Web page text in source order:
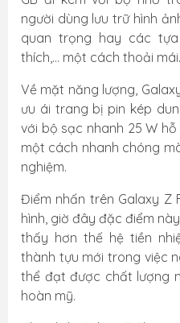
người dùng lưu trữ hình
quan trọng hay các
thích,... một cách thoải mái.
Về mặt năng lượng,
ưu ái trang bị pin kép
với bộ sạc nhanh 25 W
một cách nhanh chóng
nghiệm.
Điểm nhấn trên Galaxy Z
hình, giờ đây đặc điểm
thấy hơn thế hệ tiền
thành tựu mới trong việc
thể đạt được chất lượng
hoàn mỹ.